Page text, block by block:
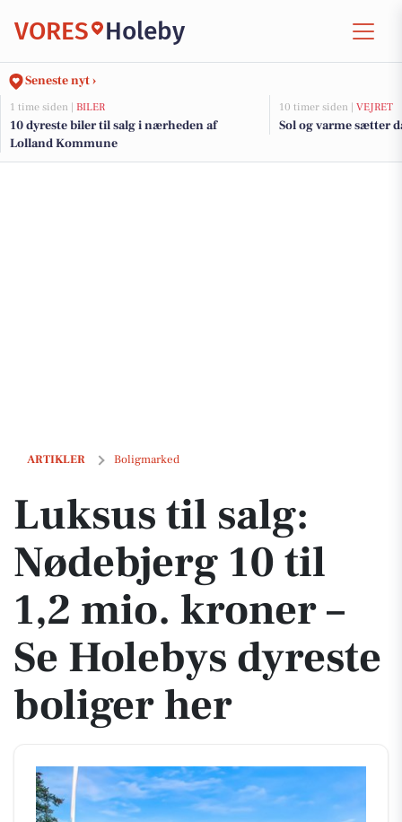
VORES Holeby
Seneste nyt ›
1 time siden | BILER
10 dyreste biler til salg i nærheden af
Lolland Kommune
10 timer siden | VEJRET
Sol og varme sætter
ARTIKLER Boligmarked
Luksus til salg: Nødebjerg 10 til 1,2 mio. kroner – Se Holebys
Luksus til salg:
Nødebjerg 10 til
1,2 mio. kroner –
Se Holebys dyreste
boliger her